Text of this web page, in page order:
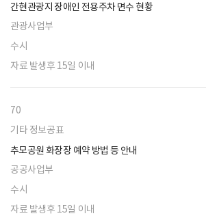
간현관광지 장애인 전용주차 면수 현황
관광사업부
수시
자료 발생후 15일 이내
70
기타 정보공표
추모공원 화장장 예약 방법 등 안내
공공사업부
수시
자료 발생후 15일 이내